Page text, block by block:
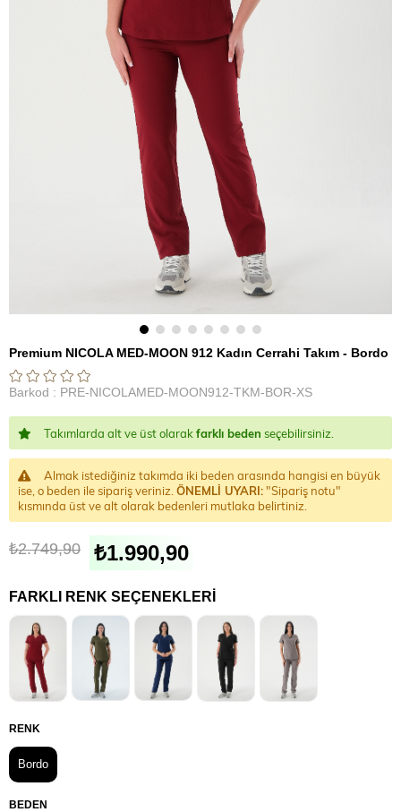
Premium NICOLA MED-MOON 912 Kadın Cerrahi Takım - Bordo
Barkod : PRE-NICOLAMED-MOON912-TKM-BOR-XS
Takımlarda alt ve üst olarak farklı beden seçebilirsiniz.
Almak istediğiniz takımda iki beden arasında hangisi en büyük
ise, o beden ile sipariş veriniz. ÖNEMLİ UYARI:"Sipariş notu"
kısmında üst ve alt olarak bedenleri mutlaka belirtiniz.
₺2.749,90 ₺1.990,90
FARKLI RENK SEÇENEKLERI
RENK
Bordo
BEDEN